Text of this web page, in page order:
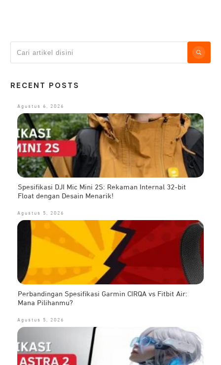
RECENT POSTS
Agustus 6, 2026
Spesifikasi DJI Mic Mini 2S: Rekaman Internal 32-bit
Float dengan Desain Menarik!
Agustus 5, 2026
Perbandingan Spesifikasi Garmin CIRQA vs Fitbit Air:
Mana Pilihanmu?
Agustus 5, 2026